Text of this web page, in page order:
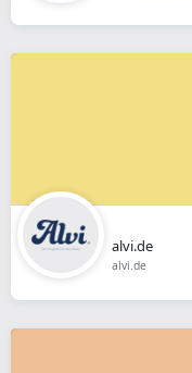
alvi.de
alvi.de